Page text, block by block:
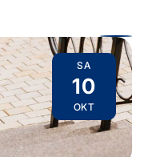
SA
10
OKT